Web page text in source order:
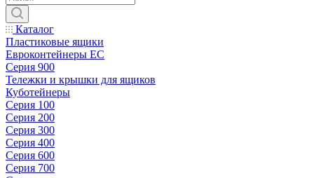
Каталог
Пластиковые ящики
Евроконтейнеры ЕС
Серия 900
Тележки и крышки для ящиков
Куботейнеры
Серия 100
Серия 200
Серия 300
Серия 400
Серия 600
Серия 700